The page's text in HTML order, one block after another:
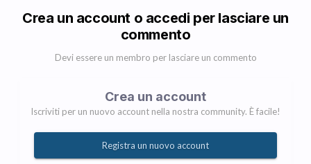
Crea un account o accedi per lasciare un
commento
Devi essere un membro per lasciare un commento
Crea un account
Iscriviti per un nuovo account nella nostra community. È facile!
Registra un nuovo account